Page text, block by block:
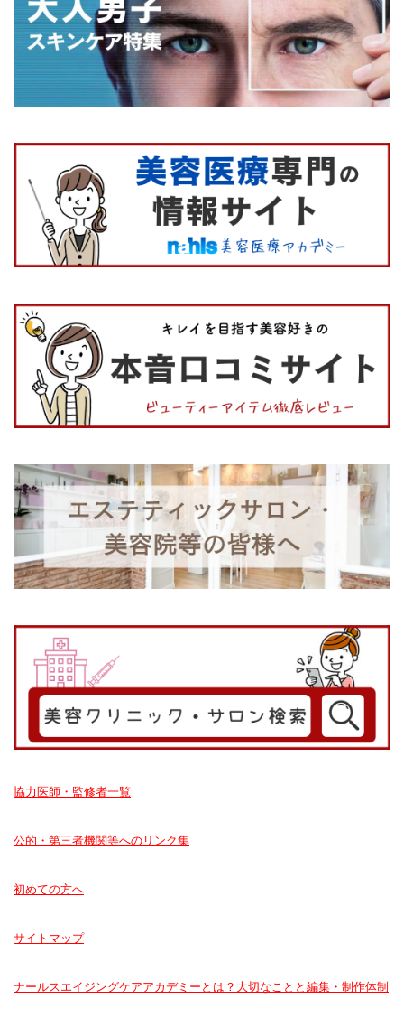
協力医師・監修者一覧
公的・第三者機関等へのリンク集
初めての方へ
サイトマップ
ナールスエイジングケアアカデミーとは？大切なことと編集・制作体制